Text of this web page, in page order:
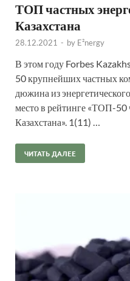
ТОП частных
Казахстана
28.12.2021 - by E²nergy
В этом году Forbes
50 крупнейших частных
дюжина из
место в рейтинге «ТОП-50
Казахстана». 1(11) …
ЧИТАТЬ ДАЛЕЕ